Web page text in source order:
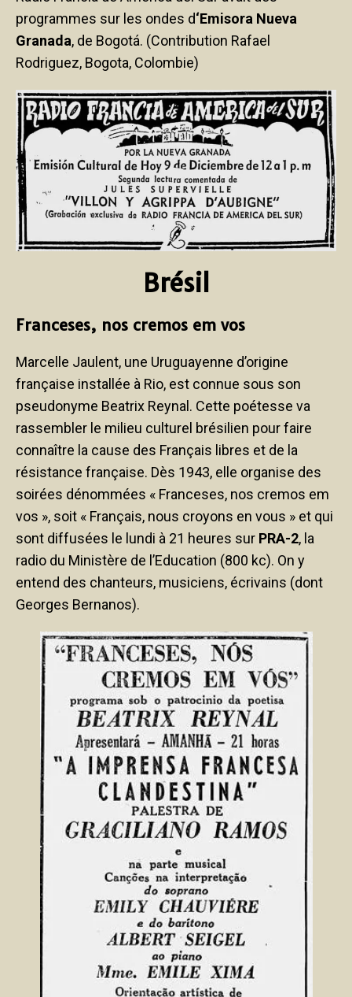
programmes sur les ondes d‘Emisora Nueva
Granada, de Bogotá. (Contribution Rafael
Rodriguez, Bogota, Colombie)
Brésil
Franceses, nos cremos em vos
Marcelle Jaulent, une Uruguayenne d’origine
française installée à Rio, est connue sous son
pseudonyme Beatrix Reynal. Cette poétesse va
rassembler le milieu culturel brésilien pour faire
connaître la cause des Français libres et de la
résistance française. Dès 1943, elle organise des
soirées dénommées « Franceses, nos cremos em
vos », soit « Français, nous croyons en vous » et qui
sont diffusées le lundi à 21 heures sur PRA-2, la
radio du Ministère de l’Education (800 kc). On y
entend des chanteurs, musiciens, écrivains (dont
Georges Bernanos).